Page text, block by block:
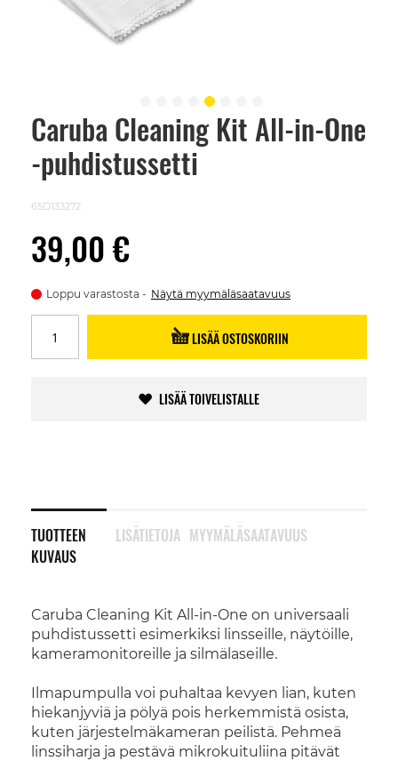
Caruba Cleaning Kit All-in-One
-puhdistussetti
65D133272
39,00 €
Loppu varastosta Näytä myymäläsaatavuus
LISÄÄ OSTOSKORIIN
LISÄÄ TOIVELISTALLE
TUOTTEEN
KUVAUS
Caruba Cleaning Kit All-in-One on universaali
puhdistussetti esimerkiksi linsseille, näytöille,
kameramonitoreille ja silmälaseille.
Ilmapumpulla voi puhaltaa kevyen lian, kuten
hiekanjyviä ja pölyä pois herkemmistä osista,
kuten järjestelmäkameran peilistä. Pehmeä
linssiharja ja pestävä mikrokuituliina pitävät
LISÄTIETOJA MYYMÄLÄSAATAVUUS
Skip
beginning
images